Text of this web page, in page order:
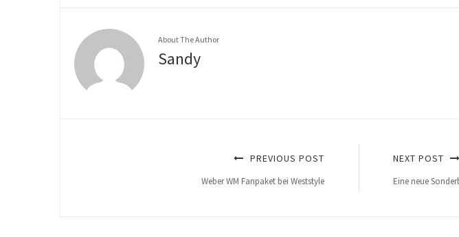
About The Author
Sandy
PREVIOUS POST
Weber WM Fanpaket bei Weststyle
NEXT POST
Eine neue